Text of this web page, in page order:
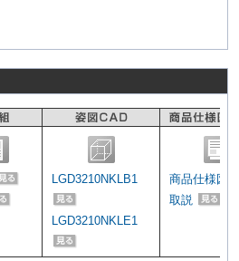
LGD3210NKLB1
LGD3210NKLE1
商品仕様図
取説